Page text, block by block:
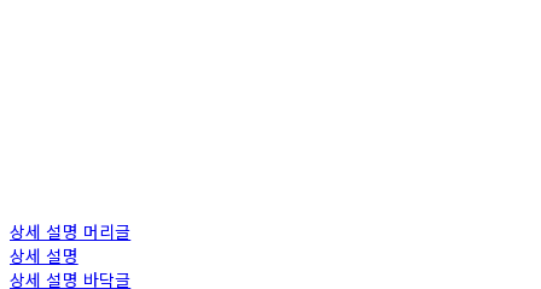
상세 설명 머리글
상세 설명
상세 설명 바닥글